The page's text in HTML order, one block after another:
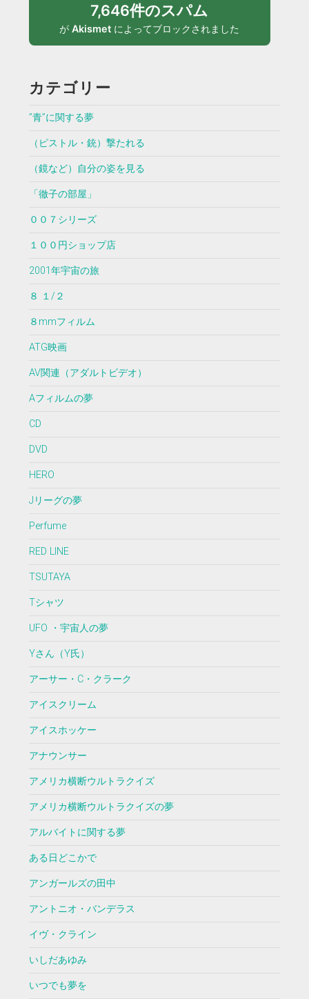
7,646件のスパム
がAkismet によってブロックされました
カテゴリー
”青”に関する夢
（ピストル・銃）撃たれる
（鏡など）自分の姿を見る
「徹子の部屋」
００７シリーズ
１００円ショップ店
2001年宇宙の旅
８ １/２
８mmフィルム
ATG映画
AV関連（アダルトビデオ）
Aフィルムの夢
CD
DVD
HERO
Jリーグの夢
Perfume
RED LINE
TSUTAYA
Tシャツ
UFO ・宇宙人の夢
Yさん（Y氏）
アーサー・C・クラーク
アイスクリーム
アイスホッケー
アナウンサー
アメリカ横断ウルトラクイズ
アメリカ横断ウルトラクイズの夢
アルバイトに関する夢
ある日どこかで
アンガールズの田中
アントニオ・バンデラス
イヴ・クライン
いしだあゆみ
いつでも夢を